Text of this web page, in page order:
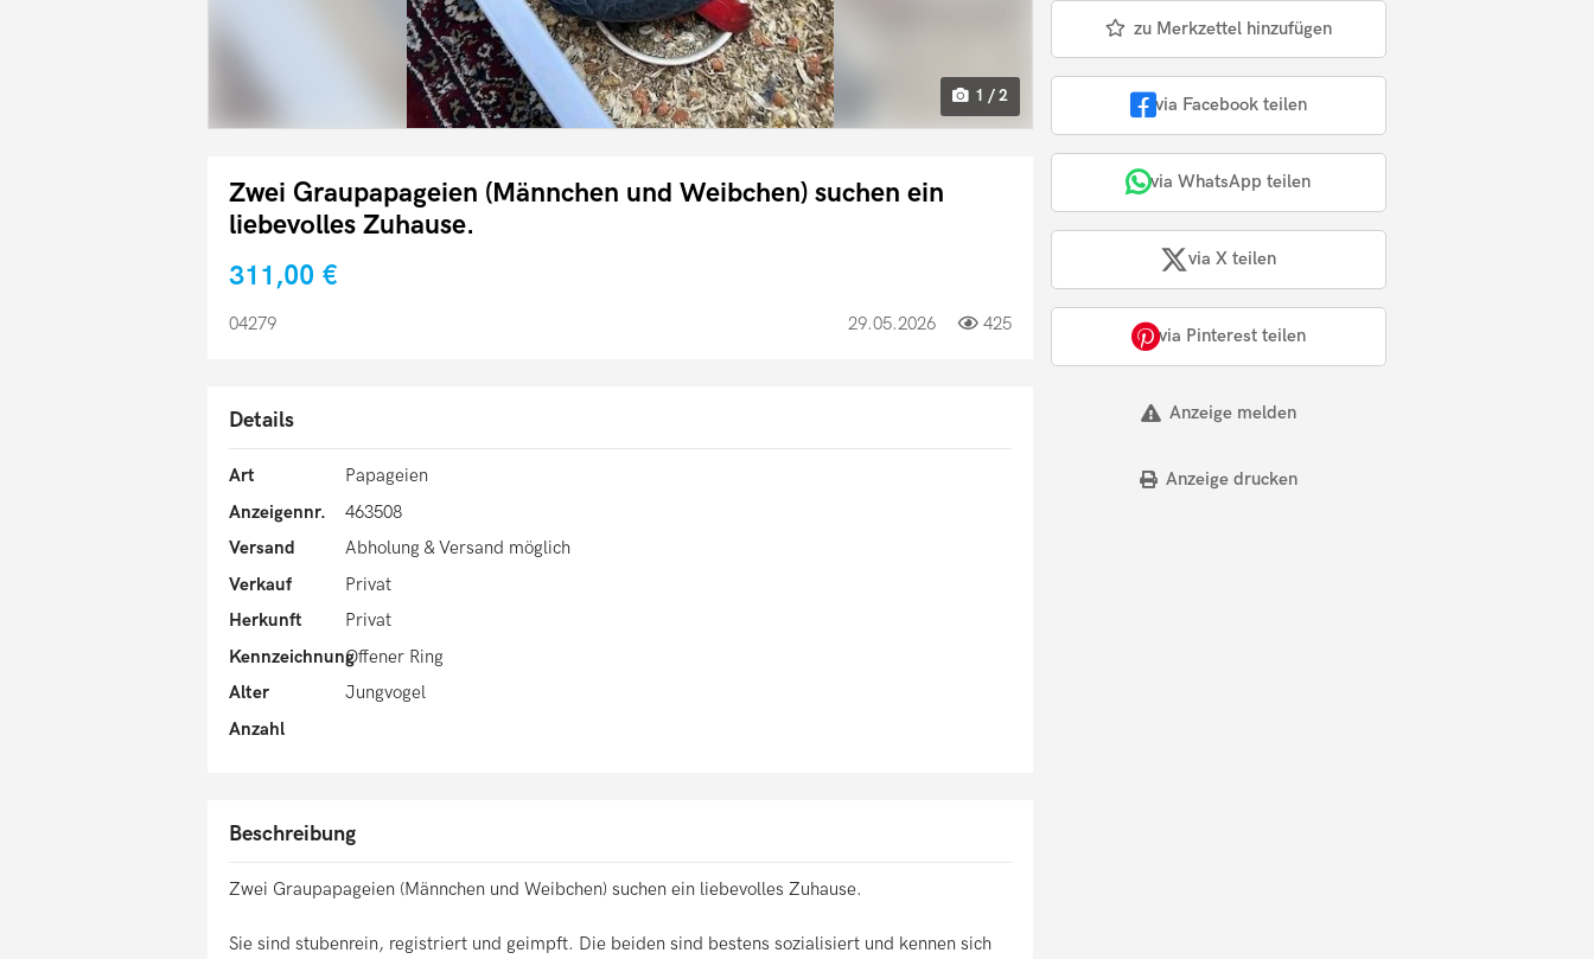
1 / 2
Zwei Graupapageien (Männchen und Weibchen) suchen ein
liebevolles Zuhause.
311,00 €
04279 29.05.2026 425
Details
Art
Papageien
Anzeigennr.
463508
Versand
Abholung & Versand möglich
Verkauf
Privat
Herkunft
Privat
KennzeichnungOffener Ring
Alter
Jungvogel
Anzahl
Beschreibung
Zwei Graupapageien (Männchen und Weibchen) suchen ein liebevolles Zuhause.
Sie sind stubenrein, registriert und geimpft. Die beiden sind bestens sozialisiert und kennen sich
zu Merkzettel hinzufügen
via Facebook teilen
via WhatsApp teilen
via X teilen
via Pinterest teilen
Anzeige melden
Anzeige drucken